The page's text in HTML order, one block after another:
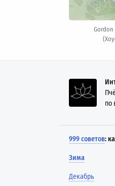
по
999 советов:
Зима
Декабрь